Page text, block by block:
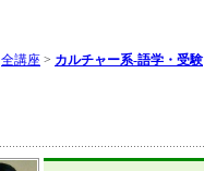
全講座 > カルチャー系-語学・受験